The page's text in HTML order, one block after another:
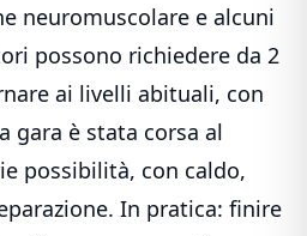
neuromuscolare e alcuni
possono richiedere da 2
ai livelli abituali, con
gara è stata corsa al
possibilità, con caldo,
In pratica: finire